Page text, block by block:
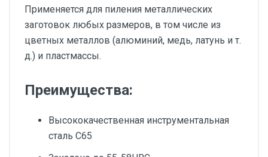
Применяется для пиления металлических
заготовок любых размеров, в том числе из
цветных металлов (алюминий, медь, латунь и т.
д.) и пластмассы.
Преимущества:
Высококачественная инструментальная
сталь С65